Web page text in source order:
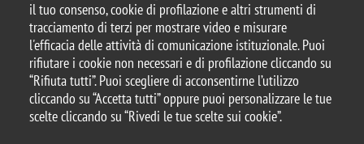
il tuo consenso, cookie di profilazione e altri strumenti di
tracciamento di terzi per mostrare video e misurare
l'efficacia delle attività di comunicazione istituzionale. Puoi
rifiutare i cookie non necessari e di profilazione cliccando su
“Rifiuta tutti”. Puoi scegliere di acconsentirne l’utilizzo
cliccando su “Accetta tutti” oppure puoi personalizzare le tue
scelte cliccando su “Rivedi le tue scelte sui cookie”.
© 2025 Università degli Studi di Milano-Bicocca
Piazza dell'Ateneo Nuovo, 1 - 20126, Milano
Casella PEC:ateneo.bicocca@pec.unimib.it
P.I. 12621570154 |
redazioneweb.dems@unimib.it